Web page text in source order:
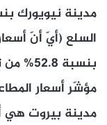
السلع (أيّ أنّ
مؤشّر أسعار